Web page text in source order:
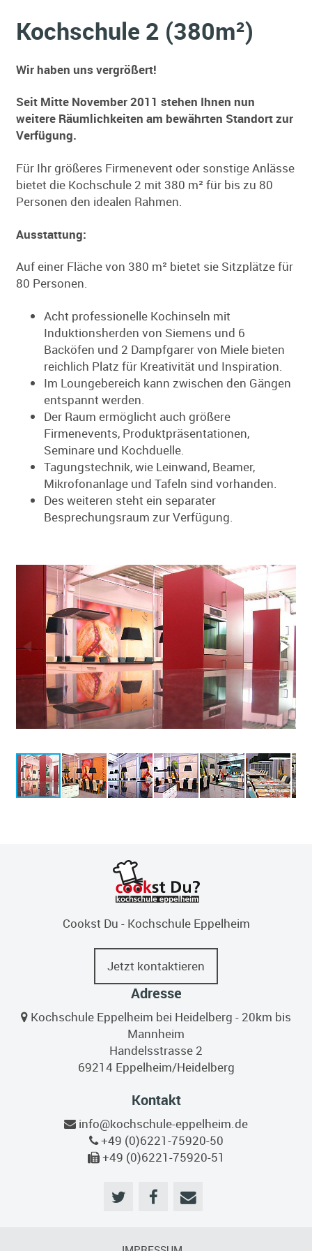
Kochschule 2 (380m²)
Wir haben uns vergrößert!
Seit Mitte November 2011 stehen Ihnen nun
weitere Räumlichkeiten am bewährten Standort zur
Verfügung.
Für Ihr größeres Firmenevent oder sonstige Anlässe
bietet die Kochschule 2 mit 380 m² für bis zu 80
Personen den idealen Rahmen.
Ausstattung:
Auf einer Fläche von 380 m² bietet sie Sitzplätze für
80 Personen.
Acht professionelle Kochinseln mit
Induktionsherden von Siemens und 6
Backöfen und 2 Dampfgarer von Miele bieten
reichlich Platz für Kreativität und Inspiration.
Im Loungebereich kann zwischen den Gängen
entspannt werden.
Der Raum ermöglicht auch größere
Firmenevents, Produktpräsentationen,
Seminare und Kochduelle.
Tagungstechnik, wie Leinwand, Beamer,
Mikrofonanlage und Tafeln sind vorhanden.
Des weiteren steht ein separater
Besprechungsraum zur Verfügung.
Cookst Du - Kochschule Eppelheim
Jetzt kontaktieren
Adresse
Kochschule Eppelheim bei Heidelberg - 20km bis
Mannheim
Handelsstrasse 2
69214 Eppelheim/Heidelberg
Kontakt
info@kochschule-eppelheim.de
+49 (0)6221-75920-50
+49 (0)6221-75920-51